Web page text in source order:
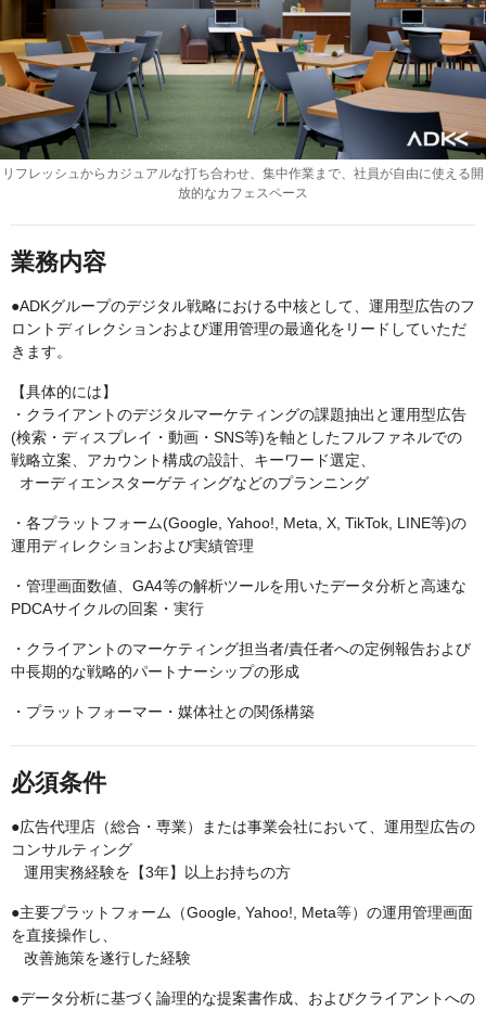
リフレッシュからカジュアルな打ち合わせ、集中作業まで、社員が自由に使える開
放的なカフェスペース
業務内容
●ADKグループのデジタル戦略における中核として、運用型広告のフ
ロントディレクションおよび運用管理の最適化をリードしていただ
きます。
【具体的には】
・クライアントのデジタルマーケティングの課題抽出と運用型広告
(検索・ディスプレイ・動画・SNS等)を軸としたフルファネルでの
戦略立案、アカウント構成の設計、キーワード選定、
オーディエンスターゲティングなどのプランニング
・各プラットフォーム(Google, Yahoo!, Meta, X, TikTok, LINE等)の
運用ディレクションおよび実績管理
・管理画面数値、GA4等の解析ツールを用いたデータ分析と高速な
PDCAサイクルの回案・実行
・クライアントのマーケティング担当者/責任者への定例報告および
中長期的な戦略的パートナーシップの形成
・プラットフォーマー・媒体社との関係構築
必須条件
●広告代理店（総合・専業）または事業会社において、運用型広告の
コンサルティング
運用実務経験を【3年】以上お持ちの方
●主要プラットフォーム（Google, Yahoo!, Meta等）の運用管理画面
を直接操作し、
改善施策を遂行した経験
●データ分析に基づく論理的な提案書作成、およびクライアントへの